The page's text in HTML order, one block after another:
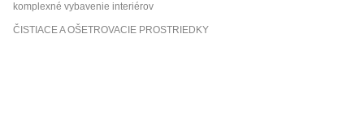
komplexné vybavenie interiérov
ČISTIACE A OŠETROVACIE PROSTRIEDKY